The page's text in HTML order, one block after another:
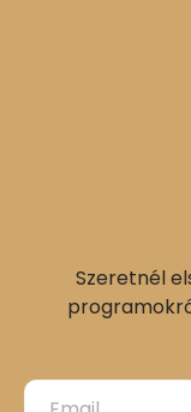
Szeretnél